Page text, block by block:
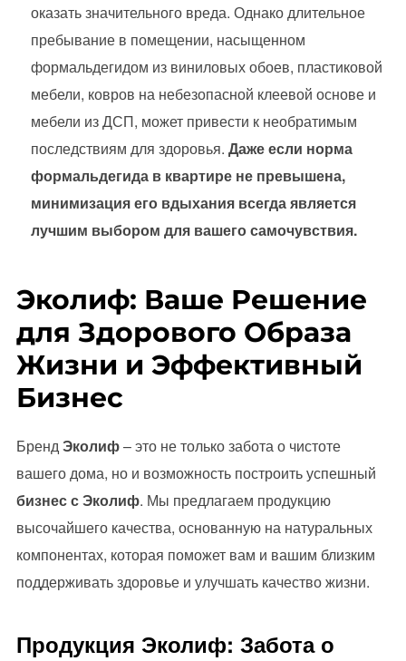
оказать значительного вреда. Однако длительное
пребывание в помещении, насыщенном
формальдегидом из виниловых обоев, пластиковой
мебели, ковров на небезопасной клеевой основе и
мебели из ДСП, может привести к необратимым
последствиям для здоровья. Даже если норма
формальдегида в квартире не превышена,
минимизация его вдыхания всегда является
лучшим выбором для вашего самочувствия.
Эколиф: Ваше Решение
для Здорового Образа
Жизни и Эффективный
Бизнес
Бренд Эколиф– это не только забота о чистоте
вашего дома, но и возможность построить успешный
бизнес с Эколиф. Мы предлагаем продукцию
высочайшего качества, основанную на натуральных
компонентах, которая поможет вам и вашим близким
поддерживать здоровье и улучшать качество жизни.
Продукция Эколиф: Забота о